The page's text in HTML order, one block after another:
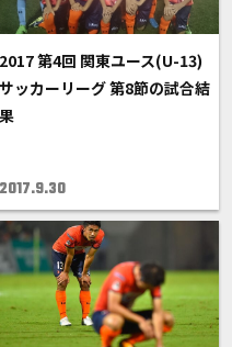
2017 第4回 関東ユース(U-13)
サッカーリーグ 第8節の試合結
果
2017.9.30